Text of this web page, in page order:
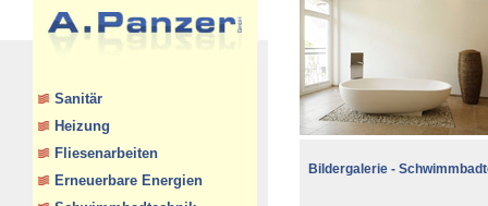
Sanitär
Heizung
Fliesenarbeiten
Erneuerbare Energien
Bildergalerie -